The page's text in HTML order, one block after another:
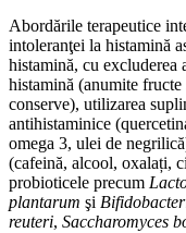
Abordările terapeutice
intoleranţei la histamină
histamină, cu excluderea
histamină (anumite
conserve), utilizarea
antihistaminice
omega 3, ulei de
(cafeină, alcool, oxalați,
probioticele precum
plantarum şi
reuteri, Saccharomyces